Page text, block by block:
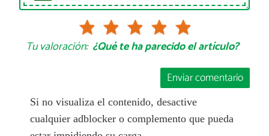
Tu valoración: ¿Qué te ha parecido el artículo?
Enviar comentario
Si no visualiza el contenido, desactive
cualquier adblocker o complemento que pueda